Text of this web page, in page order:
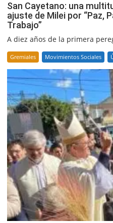
San Cayetano: una
ajuste de Milei por “Paz,
Trabajo”
A diez años de la primera
Gremiales Movimientos Sociales